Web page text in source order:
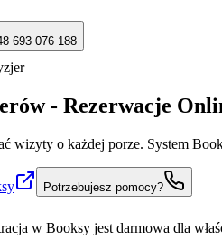
693 076 188
- Rezerwacje
wizyty o każdej porze. System
Potrzebujesz pomocy?
w Booksy jest darmowa dla